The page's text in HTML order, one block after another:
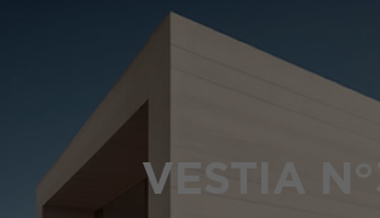
VESTIA N°3